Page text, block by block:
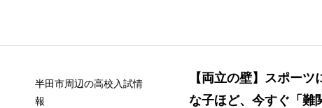
算数の土台を固め、中学数学につなげます。 小学生のう
ちから論理的に考える力を育て、数学を得意科目にしてい
適性検査で求
半田市周辺の高校入試情
報
【両立の壁】スポーツ
な子ほど、今すぐ「難